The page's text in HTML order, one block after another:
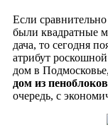
Если
были квадратные
дача, то сегодня
атрибут
дом в
дом из пеноблоков
очередь, с